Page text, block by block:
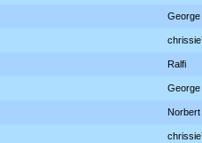
George
Ralfi
George
Norbert